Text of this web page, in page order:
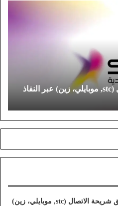
خطوات توثيق شريحة الاتصال (stc, موبايلي، زين) عبر النفاذ
خطوات توثيق شريحة الاتصال (stc, موبايلي، زين)